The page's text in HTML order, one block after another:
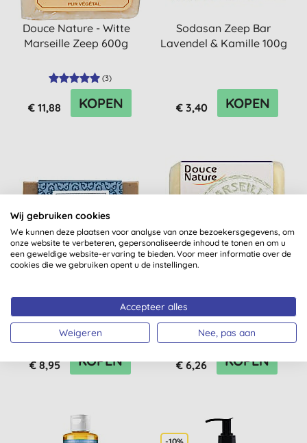
Douce Nature - Witte
Marseille Zeep 600g
(3)
€ 11,88 KOPEN
Sodasan Zeep Bar
Lavendel & Kamille 100g
€ 3,40 KOPEN
Scrubzeep Pure Olijfolie
& Zwarte Komijn 150gr
€ 8,95 KOPEN
Marseille met Lavendel
100g
(2
€ 6,26 KOPEN
Wij gebruiken cookies
We kunnen deze plaatsen voor analyse van onze bezoekersgegevens, om
onze website te verbeteren, gepersonaliseerde inhoud te tonen en om u
een geweldige website-ervaring te bieden. Voor meer informatie over de
cookies die we gebruiken opent u de instellingen.
Accepteer alles
Weigeren Nee, pas aan